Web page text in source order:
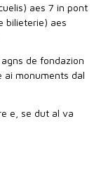
aes 7 in pont
bilieterie) aes
de fondazion
ai monuments dal
e, se dut al va